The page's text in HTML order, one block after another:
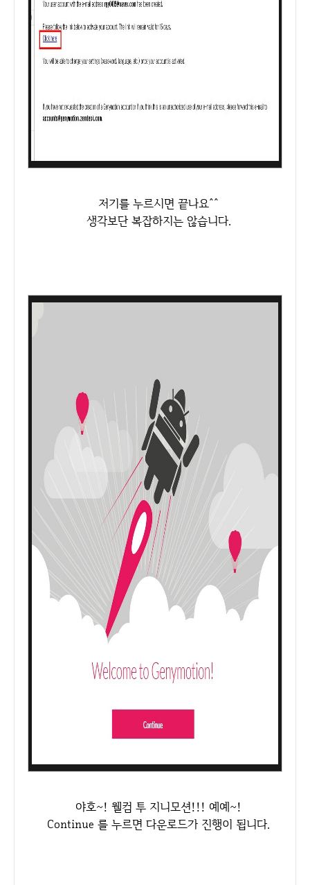
저기를 누르시면 끝나요^^
생각보단 복잡하지는 않습니다.
야호~! 웰컴 투 지니모션!!! 예예~!
Continue 를 누르면 다운로드가 진행이 됩니다.